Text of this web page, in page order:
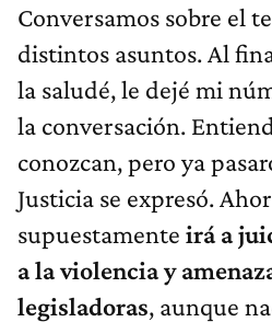
Conversamos sobre el
distintos asuntos. Al
la saludé, le dejé mi
la conversación.
conozcan, pero ya
Justicia se expresó.
supuestamente irá a
a la violencia y
legisladoras, aunque